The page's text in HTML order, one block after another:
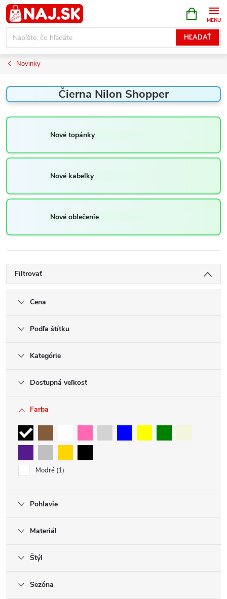
Prejsť
na
obsah
HĽADAŤ
KOŠÍK
Novinky
Čierna Nilon Shopper
Nové topánky
Nové kabelky
Nové oblečenie
Filtrovať
Cena
Podľa štítku
Kategórie
Dostupná veľkosť
Farba
Modré 1
Pohlavie
Materiál
Štýl
Sezóna